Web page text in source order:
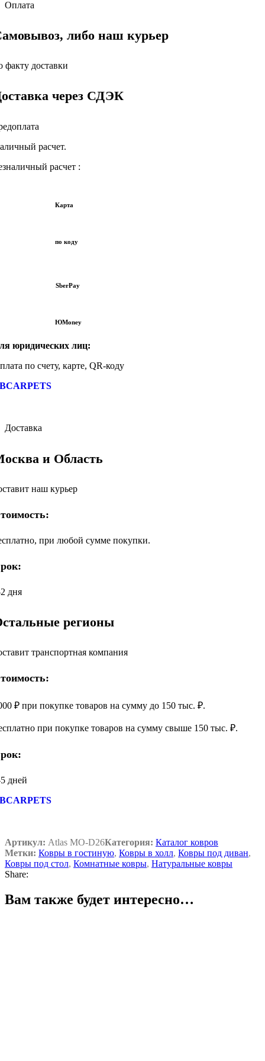
Оплата
либо наш курьер
факту доставки
через СДЭК
расчет.
расчет :
Карта
по коду
SberPay
ЮMoney
юридических лиц:
по счету, карте, QR-коду
Доставка
и Область
наш курьер
при любой сумме покупки.
дня
регионы
транспортная компания
₽ при покупке товаров на сумму до 150 тыс. ₽.
при покупке товаров на сумму свыше 150 тыс. ₽.
дней
Артикул: Atlas MO-D26Категория: Каталог ковров
Метки: Ковры в гостиную, Ковры в холл, Ковры под диван,
Ковры под стол, Комнатные ковры, Натуральные ковры
Share:
Вам также будет интересно…